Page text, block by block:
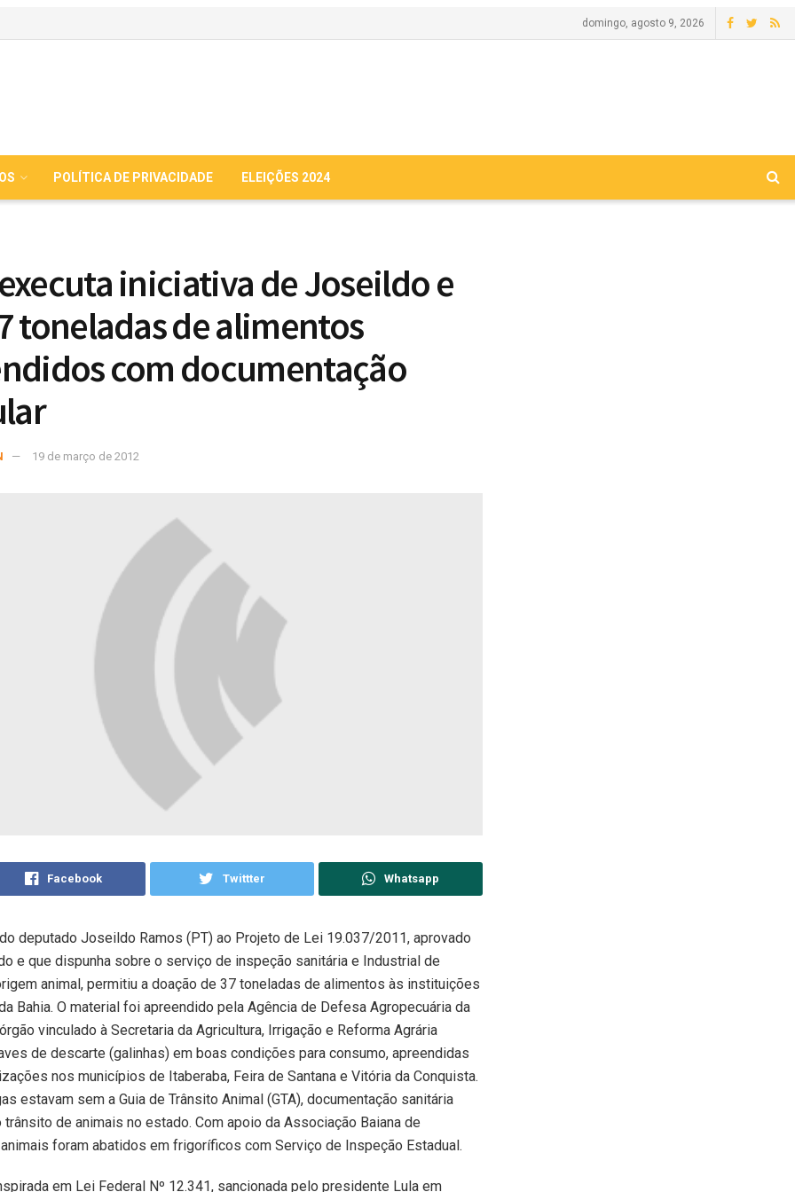
domingo, agosto 9, 2026
POLÍTICA DE PRIVACIDADE ELEIÇÕES 2024
iniciativa de Joseildo e
toneladas de alimentos
com documentação
19 de março de 2012
Facebook Twittter Whatsapp
deputado Joseildo Ramos (PT) ao Projeto de Lei 19.037/2011, aprovado
e que dispunha sobre o serviço de inspeção sanitária e Industrial de
animal, permitiu a doação de 37 toneladas de alimentos às instituições
Bahia. O material foi apreendido pela Agência de Defesa Agropecuária da
vinculado à Secretaria da Agricultura, Irrigação e Reforma Agrária
de descarte (galinhas) em boas condições para consumo, apreendidas
nos municípios de Itaberaba, Feira de Santana e Vitória da Conquista.
estavam sem a Guia de Trânsito Animal (GTA), documentação sanitária
trânsito de animais no estado. Com apoio da Associação Baiana de
foram abatidos em frigoríficos com Serviço de Inspeção Estadual.
em Lei Federal Nº 12.341, sancionada pelo presidente Lula em